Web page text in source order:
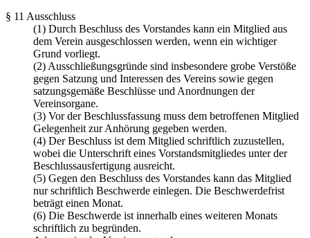
§ 11 Ausschluss
(1) Durch Beschluss des Vorstandes kann ein Mitglied aus
dem Verein ausgeschlossen werden, wenn ein wichtiger
Grund vorliegt.
(2) Ausschließungsgründe sind insbesondere grobe Verstöße
gegen Satzung und Interessen des Vereins sowie gegen
satzungsgemäße Beschlüsse und Anordnungen der
Vereinsorgane.
(3) Vor der Beschlussfassung muss dem betroffenen Mitglied
Gelegenheit zur Anhörung gegeben werden.
(4) Der Beschluss ist dem Mitglied schriftlich zuzustellen,
wobei die Unterschrift eines Vorstandsmitgliedes unter der
Beschlussausfertigung ausreicht.
(5) Gegen den Beschluss des Vorstandes kann das Mitglied
nur schriftlich Beschwerde einlegen. Die Beschwerdefrist
beträgt einen Monat.
(6) Die Beschwerde ist innerhalb eines weiteren Monats
schriftlich zu begründen.